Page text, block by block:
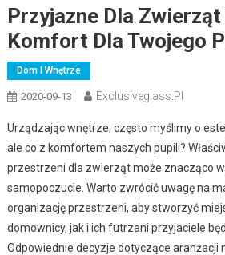
Przyjazne Dla
Komfort Dla Twojego
Dom I Wnętrze
2020-09-13 Exclusiveglass.pl
Urządzając wnętrze, często myślimy o
ale co z komfortem naszych pupili?
przestrzeni dla zwierząt może znacząco
samopoczucie. Warto zwrócić uwagę na
organizację przestrzeni, aby stworzyć
domownicy, jak i ich futrzani przyjaciele
Odpowiednie decyzje dotyczące aranżacji